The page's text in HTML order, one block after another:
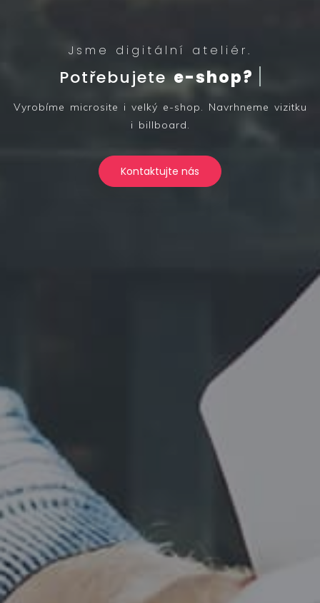
Jsme digitální ateliér.
Potřebujete e-shop?
Vyrobíme microsite i velký e-shop. Navrhneme vizitku
i billboard.
Kontaktujte nás